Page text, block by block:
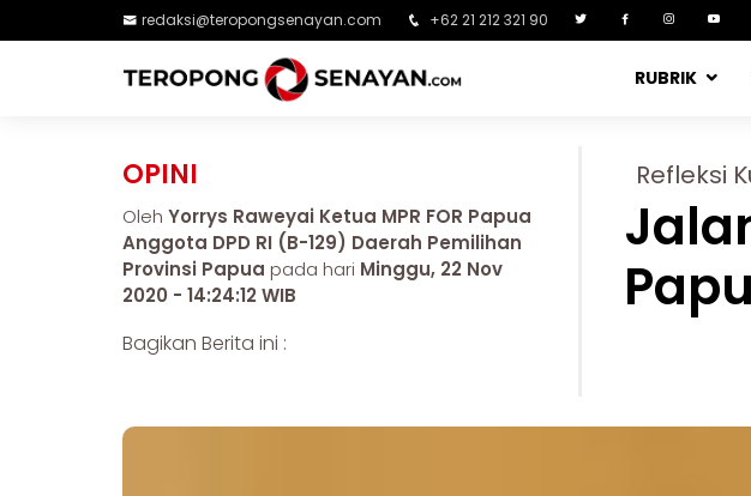
redaksi@teropongsenayan.com +62 21 212 321 90
RUBRIK
OPINI
Oleh Yorrys Raweyai Ketua MPR FOR Papua
Anggota DPD RI (B-129) Daerah Pemilihan
Provinsi Papua pada hari Minggu, 22 Nov
2020 - 14:24:12 WIB
Bagikan Berita ini :
Refleksi